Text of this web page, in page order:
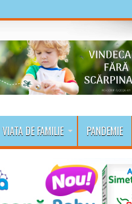
VIATA DE FAMILIE PANDEMIE